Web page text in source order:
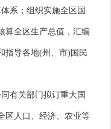
系；组织实施全区国
算全区生产总值，汇编
指导各地(州、市)国民
有关部门拟订重大国
区人口、经济、农业等